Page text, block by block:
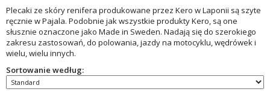
Plecaki ze skóry renifera produkowane przez Kero w Laponii są szyte
ręcznie w Pajala. Podobnie jak wszystkie produkty Kero, są one
słusznie oznaczone jako Made in Sweden. Nadają się do szerokiego
zakresu zastosowań, do polowania, jazdy na motocyklu, wędrówek i
wielu, wielu innych.
Sortowanie według: